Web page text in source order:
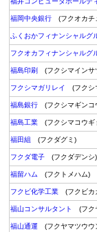
福岡中央銀行 (フクオカチ
ふくおかフィナンシャルグ
フクオカフィナンシャルグ
福島印刷 (フクシマインサ
フクシマガリレイ (フクシ
福島銀行 (フクシマギンコ
福島工業 (フクシマコウギ
福田組 (フクダグミ)
フクダ電子 (フクダデンシ)
福留ハム (フクトメハム)
フクビ化学工業 (フクビカ
福山コンサルタント (フク
福山通運 (フクヤマツウウ